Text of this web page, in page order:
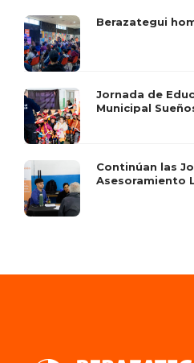
Berazategui
Jornada de
Municipal
Continúan las
Asesoramiento